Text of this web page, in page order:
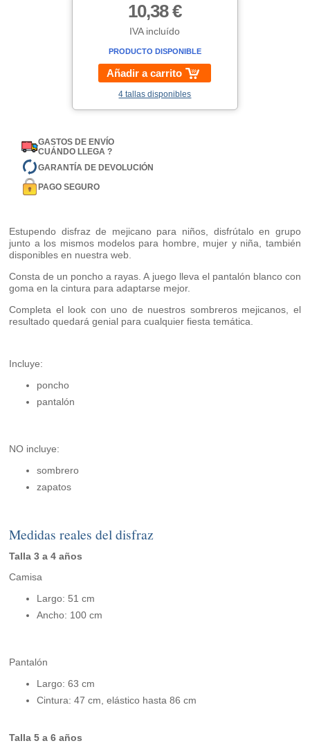
10,38 €
IVA incluído
PRODUCTO DISPONIBLE
Añadir a carrito
4 tallas disponibles
GASTOS DE ENVÍO
CUÁNDO LLEGA ?
GARANTÍA DE DEVOLUCIÓN
PAGO SEGURO
Estupendo disfraz de mejicano para niños, disfrútalo en grupo
junto a los mismos modelos para hombre, mujer y niña, también
disponibles en nuestra web.
Consta de un poncho a rayas. A juego lleva el pantalón blanco con
goma en la cintura para adaptarse mejor.
Completa el look con uno de nuestros sombreros mejicanos, el
resultado quedará genial para cualquier fiesta temática.
Incluye:
poncho
pantalón
NO incluye:
sombrero
zapatos
Medidas reales del disfraz
Talla 3 a 4 años
Camisa
Largo: 51 cm
Ancho: 100 cm
Pantalón
Largo: 63 cm
Cintura: 47 cm, elástico hasta 86 cm
Talla 5 a 6 años